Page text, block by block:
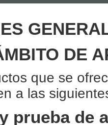
DE
que se
a las
prueba de